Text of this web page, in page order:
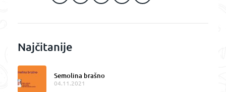
Najčitanije
Semolina brašno
04.11.2021